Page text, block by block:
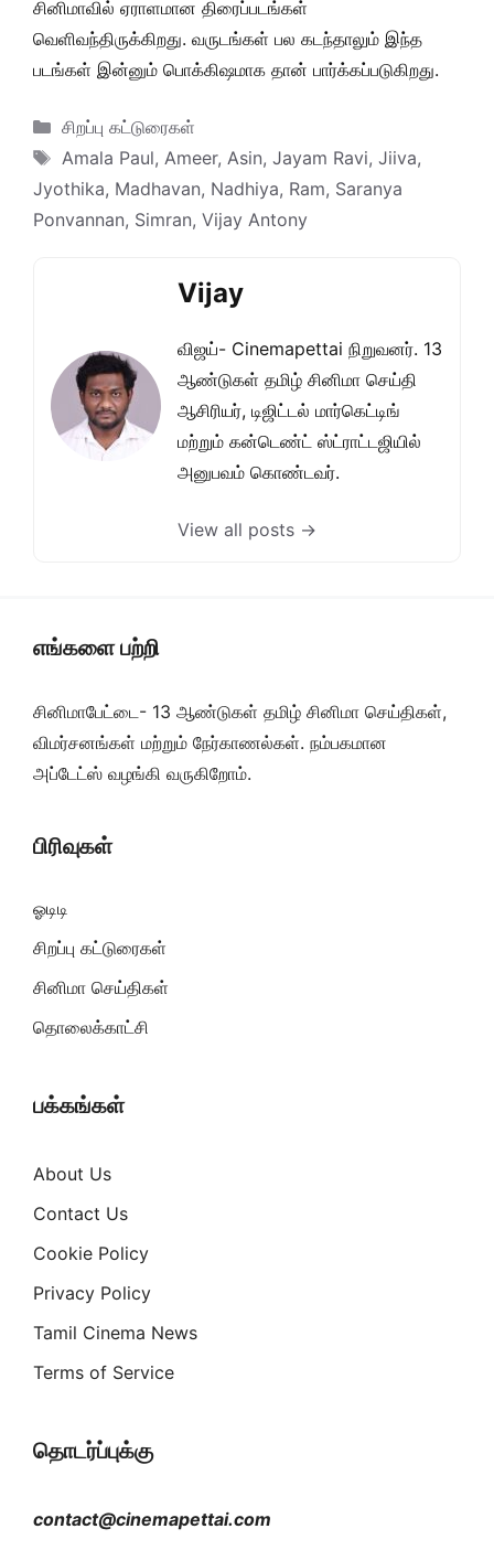
சினிமாவில் ஏராளமான திரைப்படங்கள்
வெளிவந்திருக்கிறது. வருடங்கள் பல கடந்தாலும் இந்த
படங்கள் இன்னும் பொக்கிஷமாக தான் பார்க்கப்படுகிறது.
Categories
சிறப்பு கட்டுரைகள்
Tags
Amala Paul, Ameer, Asin, Jayam Ravi, Jiiva,
Jyothika, Madhavan, Nadhiya, Ram, Saranya
Ponvannan, Simran, Vijay Antony
Vijay
விஜய்- Cinemapettai நிறுவனர். 13
ஆண்டுகள் தமிழ் சினிமா செய்தி
ஆசிரியர், டிஜிட்டல் மார்கெட்டிங்
மற்றும் கன்டெண்ட் ஸ்ட்ராட்டஜியில்
அனுபவம் கொண்டவர்.
View all posts →
எங்களை பற்றி
சினிமாபேட்டை- 13 ஆண்டுகள் தமிழ் சினிமா செய்திகள்,
விமர்சனங்கள் மற்றும் நேர்காணல்கள். நம்பகமான
அப்டேட்ஸ் வழங்கி வருகிறோம்.
பிரிவுகள்
ஓடிடி
சிறப்பு கட்டுரைகள்
சினிமா செய்திகள்
தொலைக்காட்சி
பக்கங்கள்
About Us
Contact Us
Cookie Policy
Privacy Policy
Tamil Cinema News
Terms of Service
தொடர்ப்புக்கு
contact@cinemapettai.com